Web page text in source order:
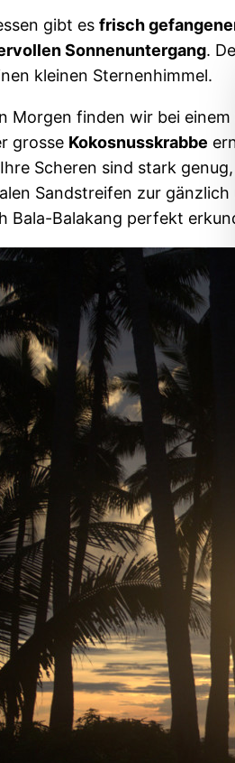
gibt es frisch
Sonnenuntergang.
kleinen Sternenhimmel.
Morgen finden wir bei einem
grosse Kokosnusskrabbe
Scheren sind stark
Sandstreifen zur
Bala-Balakang perfekt